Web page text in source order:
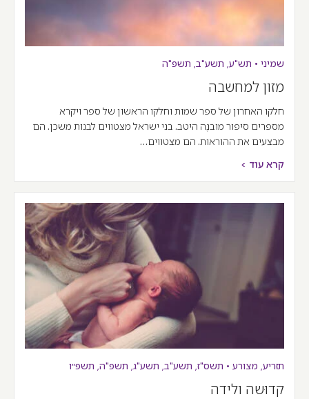
שמיני • תש"ע, תשע"ב, תשפ"ה
מזון למחשבה
חלקו האחרון של ספר שמות וחלקו הראשון של ספר ויקרא
מספרים סיפור מובנֶה היטב. בני ישראל מצטווים לבנות משכן. הם
מבצעים את ההוראות. הם מצטווים…
קרא עוד >
תזריע, מצורע • תשס"ז, תשע"ב, תשע"ג, תשפ"ה, תשפ״ו
קדוּשה ולידה